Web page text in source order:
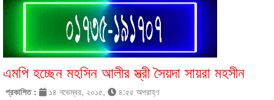
এমপি হচ্ছেন মহসিন আলীর স্ত্রী সৈয়দা সায়রা মহসীন
প্রকাশিত : ১৪ নভেম্বর, ২০১৫, ৪:৫৫ অপরাহ্ণ